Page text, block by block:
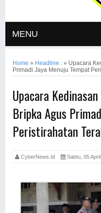
MENU
Home » Headline . » Upacara
Primadi Jaya Menuju Tempat
Upacara
Bripka Agus
Peristirahatan
CyberNews.id Sabtu, 05